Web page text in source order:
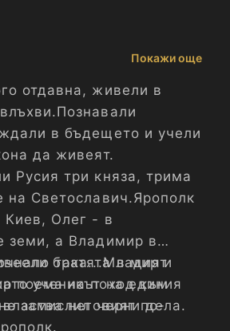
Покажи още
отдавна, живели в
в бъдещето и учели
да живеят.
Русия три княза, трима
на Светославич.Ярополк
Киев, Олег - в
земи, а Владимир в
братята в мир и
ученикът на единия
замислил черни дела.
така...Младият
поема на поход към
неговият по-